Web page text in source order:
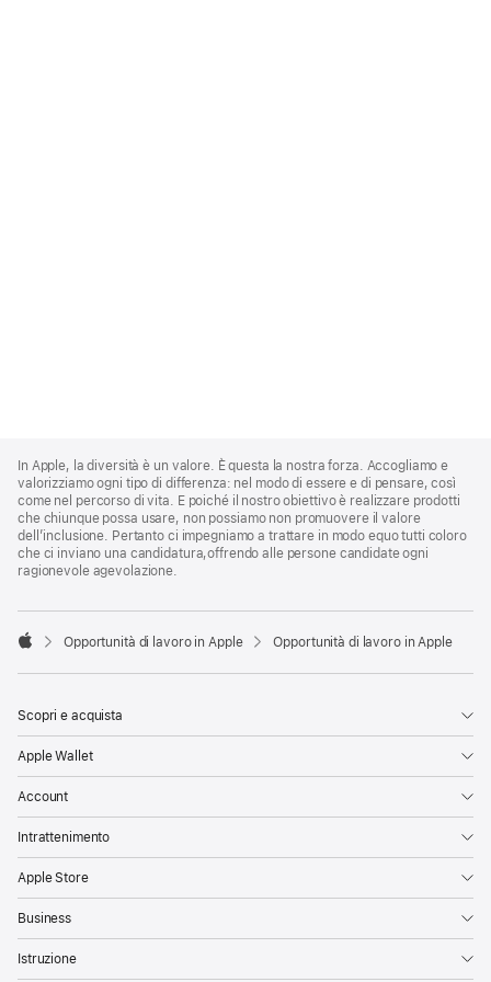
Footer
In Apple, la diversità è un valore. È questa la nostra forza. Accogliamo e
valorizziamo ogni tipo di differenza: nel modo di essere e di pensare, così
come nel percorso di vita. E poiché il nostro obiettivo è realizzare prodotti
che chiunque possa usare, non possiamo non promuovere il valore
dell’inclusione. Pertanto ci impegniamo a trattare in modo equo tutti coloro
che ci inviano una candidatura,offrendo alle persone candidate ogni
ragionevole agevolazione.

Opportunità di lavoro in Apple Opportunità di lavoro in Apple
Scopri e acquista
Apple Wallet
Account
Intrattenimento
Apple Store
Business
Istruzione